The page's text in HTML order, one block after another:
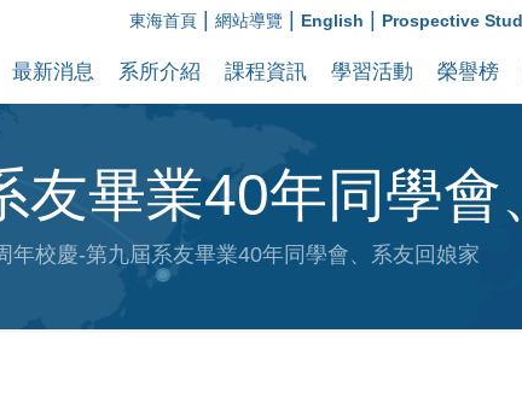
東海首頁 網站導覽 English Prospective
最新消息 系所介紹 課程資訊 學習活動 榮譽榜
畢業40年同學會
年校慶-第九屆系友畢業40年同學會、系友回娘家